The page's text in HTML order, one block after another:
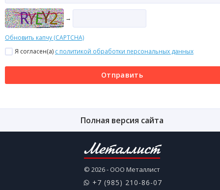
→
Обновить капчу (CAPTCHA)
Я согласен(a) с политикой обработки персональных данных
Отправить
Полная версия сайта
Металлист
© 2026 - ООО Металлист
+7 (985) 210-86-07